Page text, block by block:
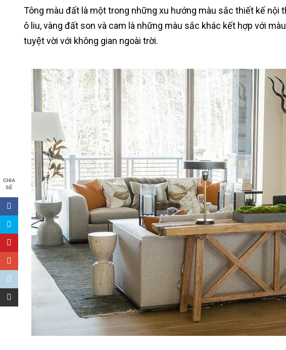
CHIA
SẺ
Tông màu đất là một trong những xu hướng màu sắc thiết kế nội
ô liu, vàng đất son và cam là những màu sắc khác kết hợp với
tuyệt vời với không gian ngoài trời.